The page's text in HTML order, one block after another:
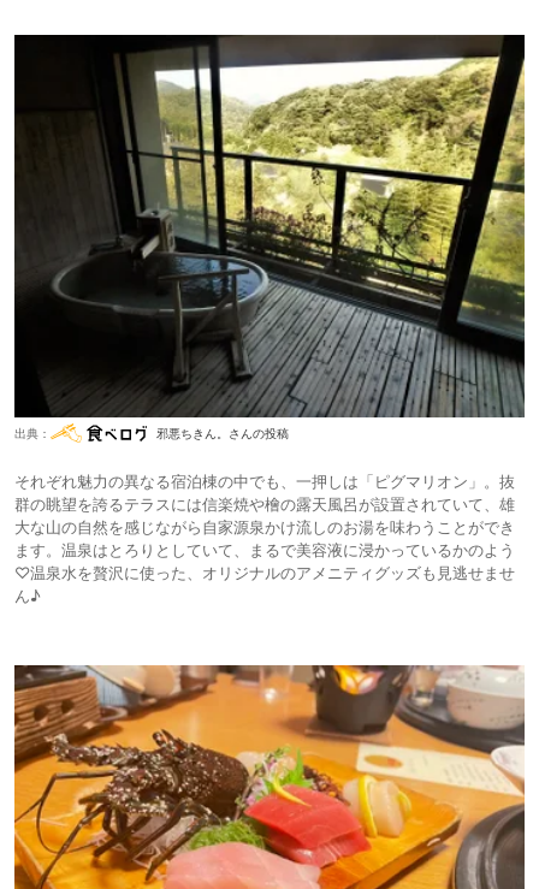
出典： 邪悪ちきん。さんの投稿
それぞれ魅力の異なる宿泊棟の中でも、一押しは「ピグマリオン」。抜
群の眺望を誇るテラスには信楽焼や檜の露天風呂が設置されていて、雄
大な山の自然を感じながら自家源泉かけ流しのお湯を味わうことができ
ます。温泉はとろりとしていて、まるで美容液に浸かっているかのよう
♡温泉水を贅沢に使った、オリジナルのアメニティグッズも見逃せませ
ん♪